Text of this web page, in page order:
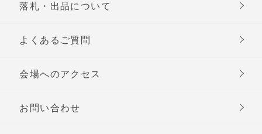
落札・出品について
よくあるご質問
会場へのアクセス
お問い合わせ